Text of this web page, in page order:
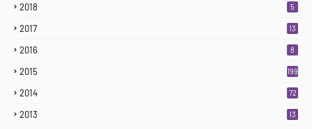
2018 5
2017 13
2016 8
2015 199
2014 72
2013 13